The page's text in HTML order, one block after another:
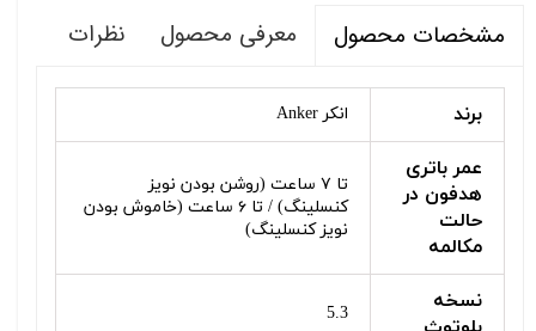
مشخصات محصول معرفی محصول نظرات
برند انکر Anker
عمر باتری
هدفون در
حالت
مکالمه
تا ۷ ساعت (روشن بودن نویز
کنسلینگ) / تا ۶ ساعت (خاموش بودن
نویز کنسلینگ)
نسخه
5.3